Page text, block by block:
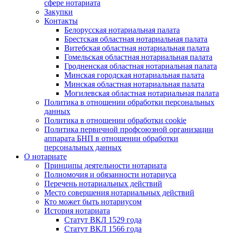
сфере нотариата
Закупки
Контакты
Белорусская нотариальная палата
Брестская областная нотариальная палата
Витебская областная нотариальная палата
Гомельская областная нотариальная палата
Гродненская областная нотариальная палата
Минская городская нотариальная палата
Минская областная нотариальная палата
Могилевская областная нотариальная палата
Политика в отношении обработки персональных
данных
Политика в отношении обработки cookie
Политика первичной профсоюзной организации
аппарата БНП в отношении обработки
персональных данных
О нотариате
Принципы деятельности нотариата
Полномочия и обязанности нотариуса
Перечень нотариальных действий
Место совершения нотариальных действий
Кто может быть нотариусом
История нотариата
Статут ВКЛ 1529 года
Статут ВКЛ 1566 года